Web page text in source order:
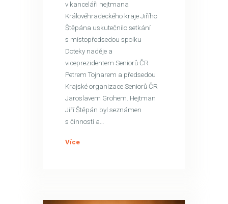
v kanceláři hejtmana
Královéhradeckého kraje Jiřího
Štěpána uskutečnilo setkání
s místopředsedou spolku
Doteky naděje a
viceprezidentem Seniorů ČR
Petrem Tojnarem a předsedou
Krajské organizace Seniorů ČR
Jaroslavem Grohem. Hejtman
Jiří Štěpán byl seznámen
s činností a…
Více